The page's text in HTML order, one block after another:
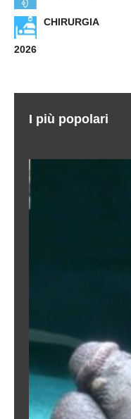
CHIRURGIA
2026
I più popolari